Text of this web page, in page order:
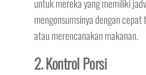
untuk mereka yang memiliki
mengonsumsinya dengan
atau merencanakan makanan.
2. Kontrol Porsi